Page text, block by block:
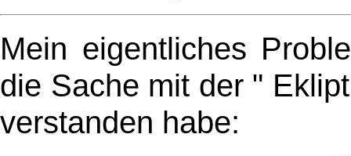
Mein eigentliches
die Sache mit der "
verstanden habe: